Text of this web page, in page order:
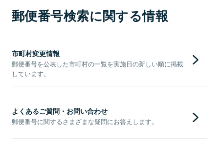
郵便番号検索に関する情報
市町村変更情報
郵便番号を公表した市町村の一覧を実施日の新しい順に掲載
しています。
よくあるご質問・お問い合わせ
郵便番号に関するさまざまな疑問にお答えします。